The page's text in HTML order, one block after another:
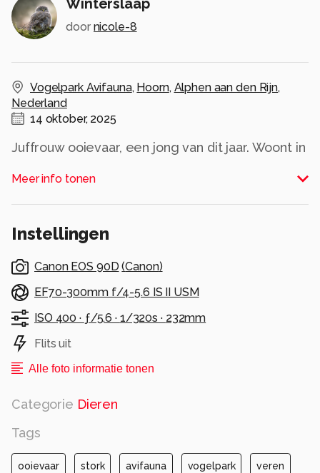
Winterslaap
door nicole-8
Vogelpark Avifauna, Hoorn, Alphen aan den Rijn,
Nederland
14 oktober, 2025
Juffrouw ooievaar, een jong van dit jaar. Woont in
zonnetje scheen net tussen de bladeren door.
Ze licht mooi op.
Alle rechten voorbehouden
Meer info tonen
Instellingen
Canon EOS 90D (Canon)
EF70-300mm f/4-5.6 IS II USM
ISO 400 · ƒ/5.6 · 1/320s · 232mm
Flits uit
Alle foto informatie tonen
Categorie Dieren
Tags
ooievaar stork avifauna vogelpark veren